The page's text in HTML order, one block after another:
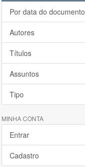
Por data do documento
Autores
Títulos
Assuntos
Tipo
MINHA CONTA
Entrar
Cadastro